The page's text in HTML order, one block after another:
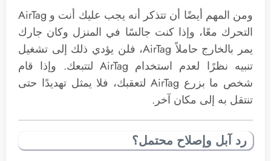
ومن المهم أيضًا أن تتذكر أنه يجب عليك أنت و AirTag
التحرك معًا، وإذا كنت جالسًا في المنزل وكان جارك
يمر بالخارج حاملاً AirTag، فلن يؤدي ذلك إلى تشغيل
تنبيه نظرًا لعدم استخدام AirTag لتتبعك. وإذا قام
شخص ما بزرع AirTag لتعقبك، فلا يمثل تهديدًا حتى
تنتقل به إلى مكان آخر.
رد آبل وإصلاح محتمل؟